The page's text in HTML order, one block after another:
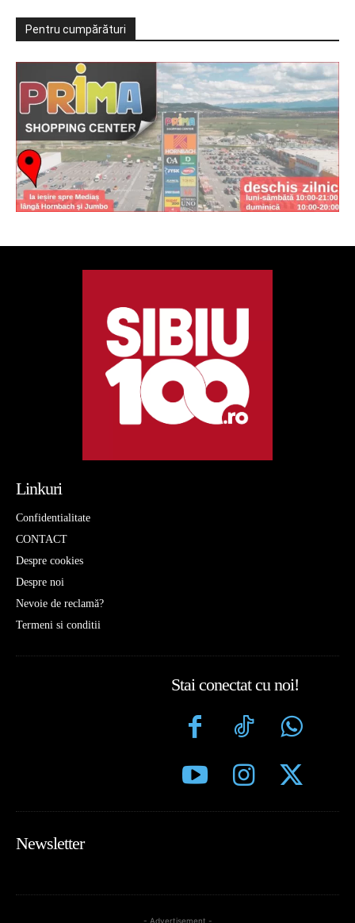
Pentru cumpărături
Linkuri
Confidentialitate
CONTACT
Despre cookies
Despre noi
Nevoie de reclamă?
Termeni si conditii
Stai conectat cu noi!
Newsletter
- Advertisement -